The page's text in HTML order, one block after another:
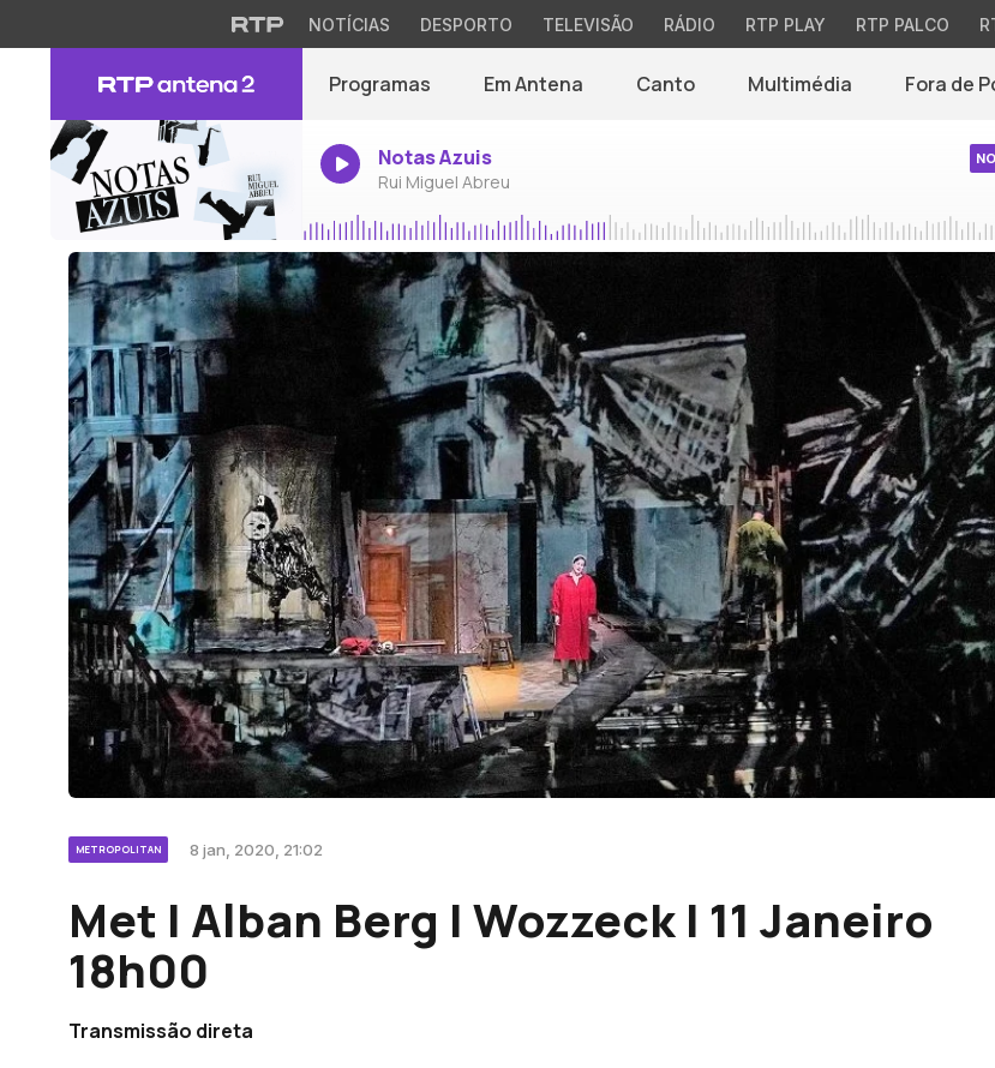
NOTÍCIAS DESPORTO TELEVISÃO RÁDIO RTP PLAY RTP PALCO
Programas Em Antena Canto Multimédia Fora de
Notas Azuis
Rui Miguel Abreu
METROPOLITAN 8 jan, 2020, 21:02
Met | Alban Berg | Wozzeck | 11 Janeiro
18h00
Transmissão direta